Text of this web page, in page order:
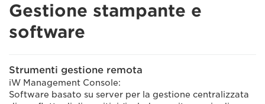
Gestione stampante e
software
Strumenti gestione remota
iW Management Console:
Software basato su server per la gestione centralizzata